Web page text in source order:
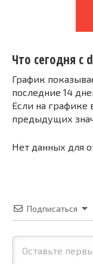
Что сегодня с
График
последние 14
Если на графике
предыдущих
Нет данных для
Подписаться